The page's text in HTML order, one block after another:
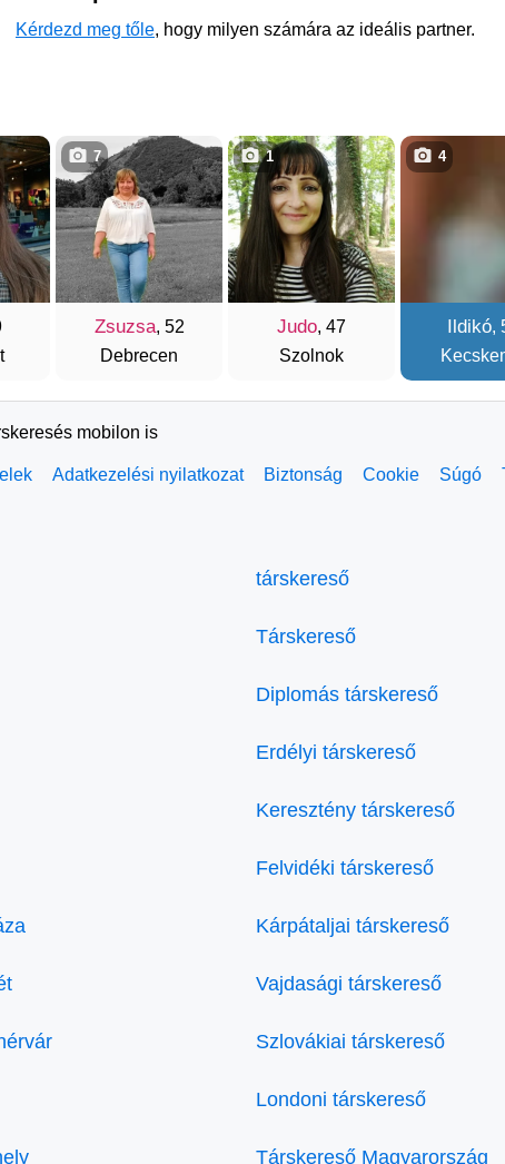
Kérdezd meg tőle, hogy milyen számára az ideális partner.
Zsuzsa, 52
Debrecen
7
Judo, 47
Szolnok
1
Ildikó,
4
mobilon is
Adatkezelési nyilatkozat Biztonság Cookie Súgó
társkereső
Társkereső
Diplomás társkereső
Erdélyi társkereső
Keresztény társkereső
Felvidéki társkereső
Kárpátaljai társkereső
Vajdasági társkereső
Szlovákiai társkereső
Londoni társkereső
Társkereső Magyarország